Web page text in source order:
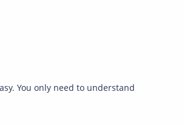
You only need to understand